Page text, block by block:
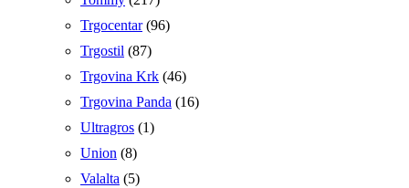
Trgocentar(96)
Trgostil (87)
Trgovina Krk (46)
Trgovina Panda (16)
Ultragros (1)
Union (8)
Valalta (5)